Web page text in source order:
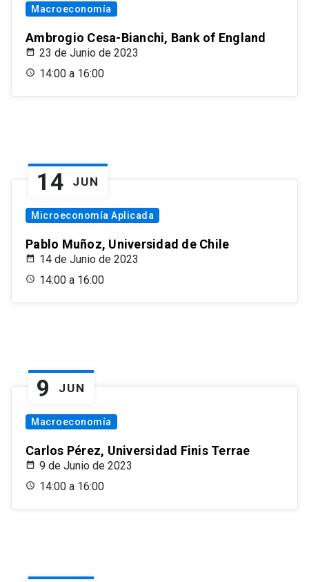
Macroeconomía
Ambrogio Cesa-Bianchi, Bank of England
23 de Junio de 2023
14:00 a 16:00
14 JUN
Microeconomía Aplicada
Pablo Muñoz, Universidad de Chile
14 de Junio de 2023
14:00 a 16:00
9 JUN
Macroeconomía
Carlos Pérez, Universidad Finis Terrae
9 de Junio de 2023
14:00 a 16:00